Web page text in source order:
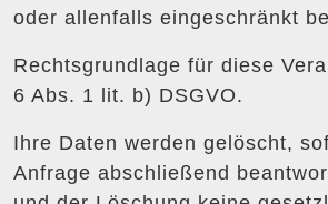
oder allenfalls eingeschränkt
Rechtsgrundlage für diese
6 Abs. 1 lit. b) DSGVO.
Ihre Daten werden gelöscht,
Anfrage abschließend